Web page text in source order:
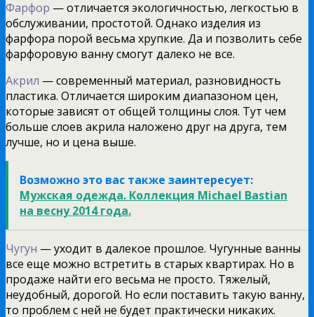
Фарфор — отличается экологичностью, легкостью в
обслуживании, простотой. Однако изделия из
фарфора порой весьма хрупкие. Да и позволить себе
фарфоровую ванну смогут далеко не все.
Акрил — современный материал, разновидность
пластика. Отличается широким диапазоном цен,
которые зависят от общей толщины слоя. Тут чем
больше слоев акрила наложено друг на друга, тем
лучше, но и цена выше.
Возможно это вас также заинтересует:
Мужская одежда. Коллекция Michael Bastian
на весну 2014 года.
Чугун — уходит в далекое прошлое. Чугунные ванны
все еще можно встретить в старых квартирах. Но в
продаже найти его весьма не просто. Тяжелый,
неудобный, дорогой. Но если поставить такую ванну,
то проблем с ней не будет практически никаких.